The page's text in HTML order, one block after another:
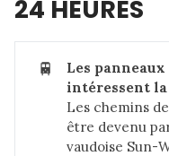
24 HEURES
🚆
Les
intéressent la
Les chemins
être devenu
vaudoise Sun-